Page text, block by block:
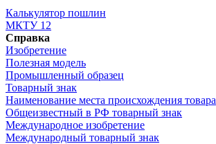
Калькулятор пошлин
МКТУ 12
Справка
Изобретение
Полезная модель
Промышленный образец
Товарный знак
Наименование места происхождения товара
Общеизвестный в РФ товарный знак
Международное изобретение
Международный товарный знак